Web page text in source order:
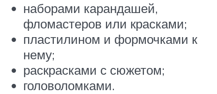
наборами карандашей,
фломастеров или красками;
пластилином и формочками к
нему;
раскрасками с сюжетом;
головоломками.